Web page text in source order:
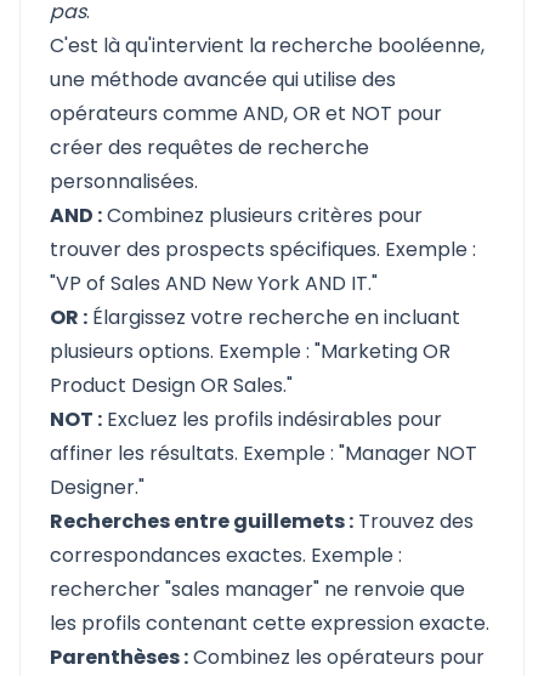
pas.
C'est là qu'intervient la recherche booléenne,
une méthode avancée qui utilise des
opérateurs comme AND, OR et NOT pour
créer des requêtes de recherche
personnalisées.
AND :Combinez plusieurs critères pour
trouver des prospects spécifiques. Exemple :
"VP of Sales AND New York AND IT."
OR : Élargissez votre recherche en incluant
plusieurs options. Exemple : "Marketing OR
Product Design OR Sales."
NOT : Excluez les profils indésirables pour
affiner les résultats. Exemple : "Manager NOT
Designer."
Recherches entre guillemets : Trouvez des
correspondances exactes. Exemple :
rechercher "sales manager" ne renvoie que
les profils contenant cette expression exacte.
Parenthèses :Combinez les opérateurs pour